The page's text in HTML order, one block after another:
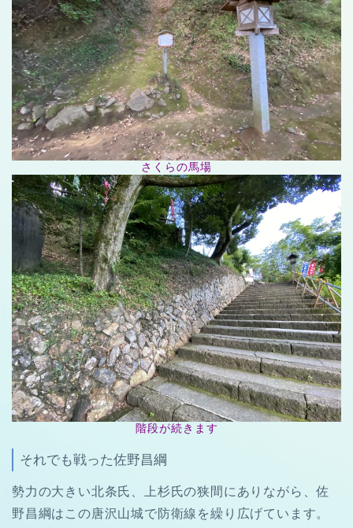
さくらの馬場
階段が続きます
それでも戦った佐野昌綱
勢力の大きい北条氏、上杉氏の狭間にありながら、佐
野昌綱はこの唐沢山城で防衛線を繰り広げています。